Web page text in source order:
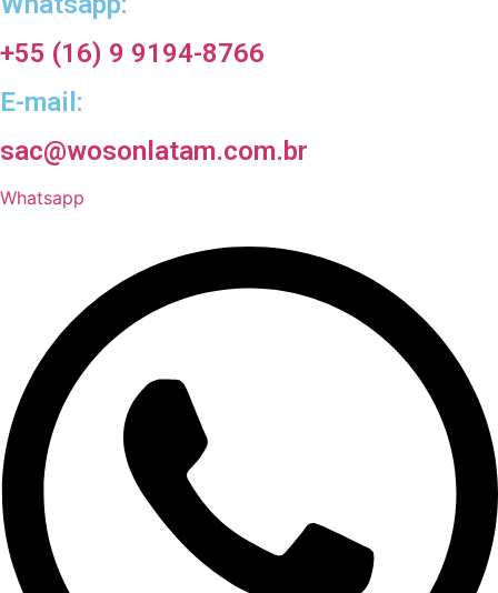
+55 (16) 9 9194-8766
E-mail:
sac@wosonlatam.com.br
Whatsapp